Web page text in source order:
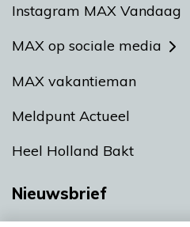
Instagram MAX Vandaag
MAX op sociale media
MAX vakantieman
Meldpunt Actueel
Heel Holland Bakt
Nieuwsbrief